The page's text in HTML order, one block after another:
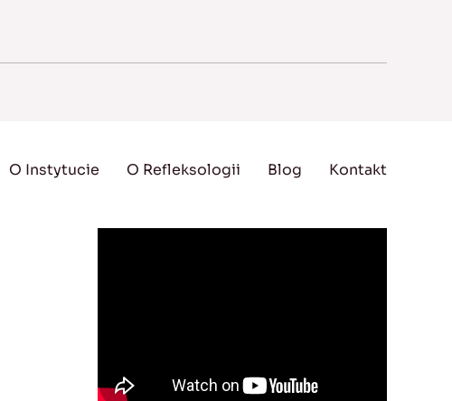
O Instytucie O Refleksologii Blog Kontakt